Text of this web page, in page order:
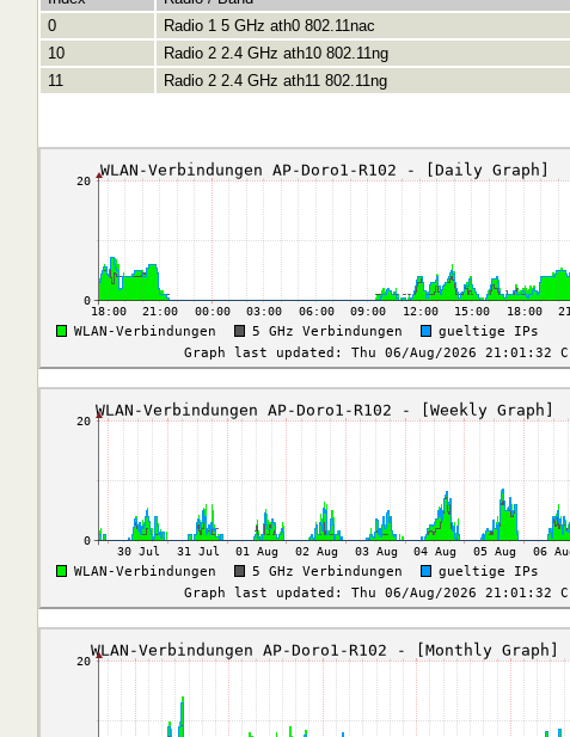
0
Radio 1 5 GHz ath0 802.11nac
10
Radio 2 2.4 GHz ath10 802.11ng
11
Radio 2 2.4 GHz ath11 802.11ng